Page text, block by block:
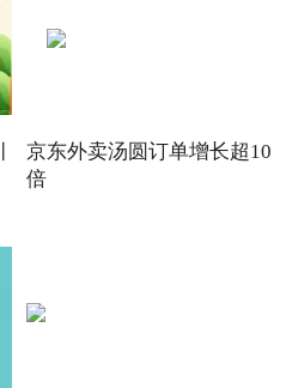
京东外卖汤圆订单增长超10
倍